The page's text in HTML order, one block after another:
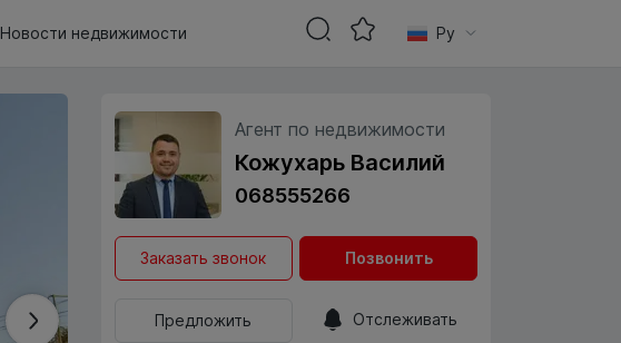
Агент по недвижимости
Кожухарь Василий
068555266
Заказать звонок Позвонить
Предложить Отслеживать
Новости недвижимости Ру